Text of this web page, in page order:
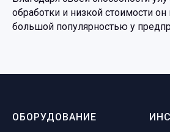
обработки и низкой стоимости он
большой популярностью у
ОБОРУДОВАНИЕ